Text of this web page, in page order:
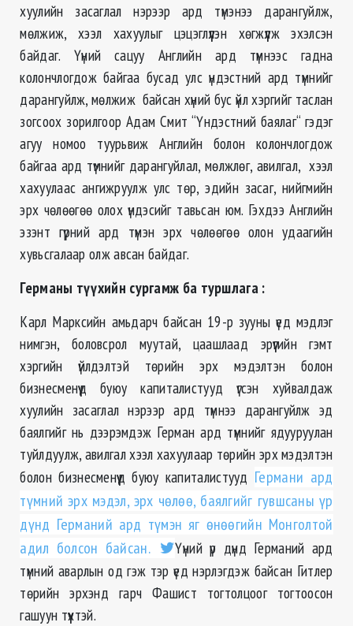
хуулийн засаглал нэрээр ард түмэнээ дарангуйлж,
мөлжиж, хээл хахуулыг цэцэглүүлэн хөгжүүлж эхэлсэн
байдаг. Үүний сацуу Английн ард түмнээс гадна
колончлогдож байгаа бусад улс үндэстний ард түмнийг
дарангуйлж, мөлжиж байсан хүний бус үйл хэргийг таслан
зогсоох зорилгоор Адам Смит “Үндэстний баялаг“ гэдэг
агуу номоо туурьвиж Английн болон колончлогдож
байгаа ард түмнийг дарангуйлал, мөлжлөг, авилгал, хээл
хахуулаас ангижруулж улс төр, эдийн засаг, нийгмийн
эрх чөлөөгөө олох үндэсийг тавьсан юм. Гэхдээ Английн
эзэнт гүрний ард түмэн эрх чөлөөгөө олон удаагийн
хувьсгалаар олж авсан байдаг.
Германы түүхийн сургамж ба туршлага :
Карл Марксийн амьдарч байсан 19-р зууны үед мэдлэг
нимгэн, боловсрол муутай, цаашлаад эрүүгийн гэмт
хэргийн үйлдэлтэй төрийн эрх мэдэлтэн болон
бизнесменүүд буюу капиталистууд үгсэн хуйвалдаж
хуулийн засаглал нэрээр ард түмнээ дарангуйлж эд
баялгийг нь дээрэмдэж Герман ард түмнийг ядууруулан
туйлдуулж, авилгал хээл хахуулаар төрийн эрх мэдэлтэн
болон бизнесменүүд буюу капиталистууд Германи ард
түмний эрх мэдэл, эрх чөлөө, баялгийг гувшсаны үр
дүнд Германий ард түмэн яг өнөөгийн Монголтой
адил болсон байсан.
Үүний үр дүнд Германий ард
түмний аварлын од гэж тэр үед нэрлэгдэж байсан Гитлер
төрийн эрхэнд гарч Фашист тогтолцоог тогтоосон
гашуун түүхтэй.